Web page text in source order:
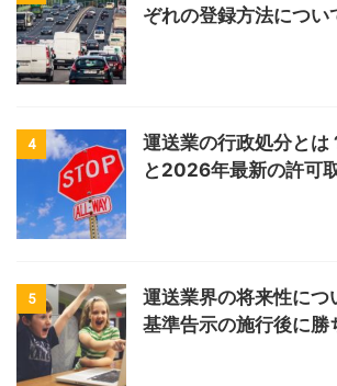
ぞれの登録方法につい
4
運送業の行政処分とは
と2026年最新の許可
5
運送業界の将来性につ
基準告示の施行後に勝